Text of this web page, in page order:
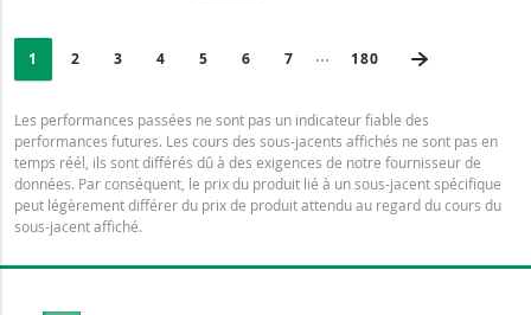
PAGINATION
Selected:
PAGE
1 PAGE
2 PAGE
3 PAGE
4 PAGE
5 PAGE
6 PAGE
7 Collapsed pages
DERNIÈRE PAGE
180
Les performances passées ne sont pas un indicateur fiable des
performances futures. Les cours des sous-jacents affichés ne sont pas en
temps réél, ils sont différés dû à des exigences de notre fournisseur de
données. Par conséquent, le prix du produit lié à un sous-jacent spécifique
peut légèrement différer du prix de produit attendu au regard du cours du
sous-jacent affiché.